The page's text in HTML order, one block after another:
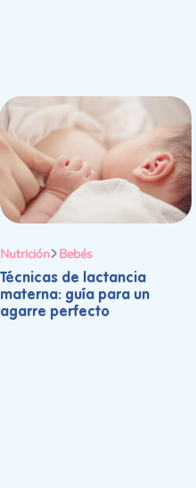
Nutrición Bebés
Técnicas de lactancia
materna: guía para un
agarre perfecto